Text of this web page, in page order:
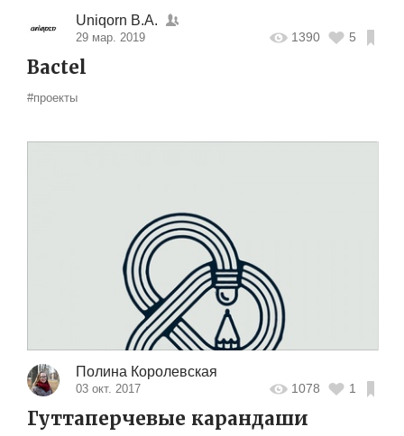
Uniqorn B.A.
29 мар. 2019 1390 5
Bactel
#проекты
Полина Королевская
03 окт. 2017 1078 1
Гуттаперчевые карандаши